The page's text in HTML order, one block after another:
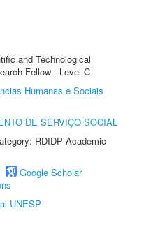
and Technological
Fellow - Level C
Humanas e Sociais
DE SERVIÇO SOCIAL
RDIDP Academic
Google Scholar
UNESP